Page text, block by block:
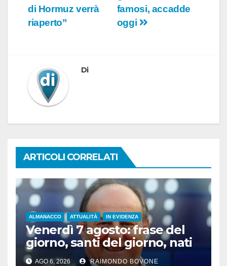
famosi, accadde
oggi
di Hormuz verrà
riaperto”
Di
ARTICOLI CORRELATI
ALMANACCO ATTUALITÀ IN EVIDENZA
Venerdì 7 agosto: frase del
giorno, santi del giorno, nati
famosi, accadde oggi
AGO 6, 2026 RAIMONDO BOVONE